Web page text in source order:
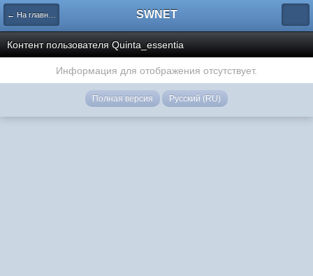
← На главную страницу SWNET
Контент пользователя Quinta_essentia
Информация для отображения отсутствует.
Полная версия Русский (RU)